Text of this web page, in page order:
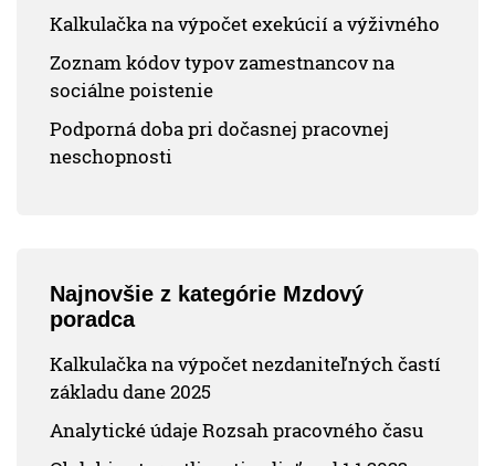
Kalkulačka na výpočet exekúcií a výživného
Zoznam kódov typov zamestnancov na
sociálne poistenie
Podporná doba pri dočasnej pracovnej
neschopnosti
Najnovšie z kategórie Mzdový
poradca
Kalkulačka na výpočet nezdaniteľných častí
základu dane 2025
Analytické údaje Rozsah pracovného času